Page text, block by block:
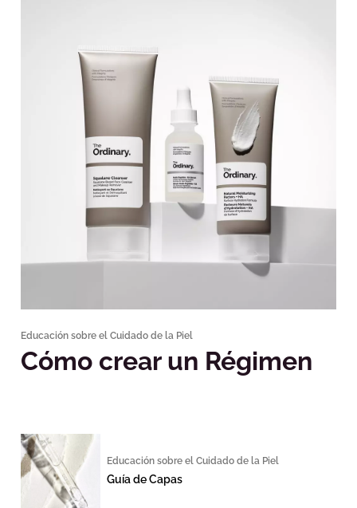
Educación sobre el Cuidado de la Piel
Cómo crear un Régimen
Educación sobre el Cuidado de la Piel
Guía de Capas